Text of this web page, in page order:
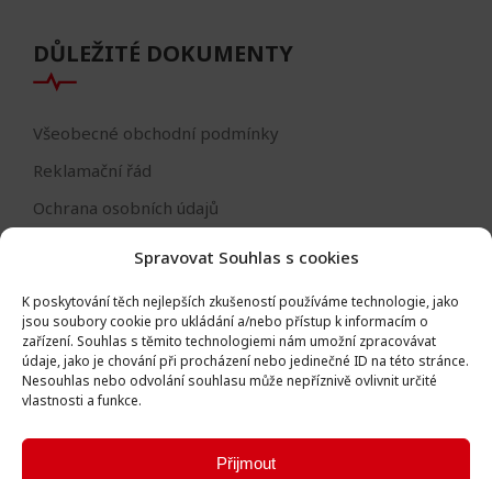
Spravovat Souhlas s cookies
K poskytování těch nejlepších zkušeností používáme technologie, jako
jsou soubory cookie pro ukládání a/nebo přístup k informacím o
zařízení. Souhlas s těmito technologiemi nám umožní zpracovávat
údaje, jako je chování při procházení nebo jedinečné ID na této stránce.
Nesouhlas nebo odvolání souhlasu může nepříznivě ovlivnit určité
vlastnosti a funkce.
Přijmout
DŮLEŽITÉ DOKUMENTY
Všeobecné obchodní podmínky
Reklamační řád
Ochrana osobních údajů
Formulář - odstoupení od smlouvy
Odstoupení od smlouvy